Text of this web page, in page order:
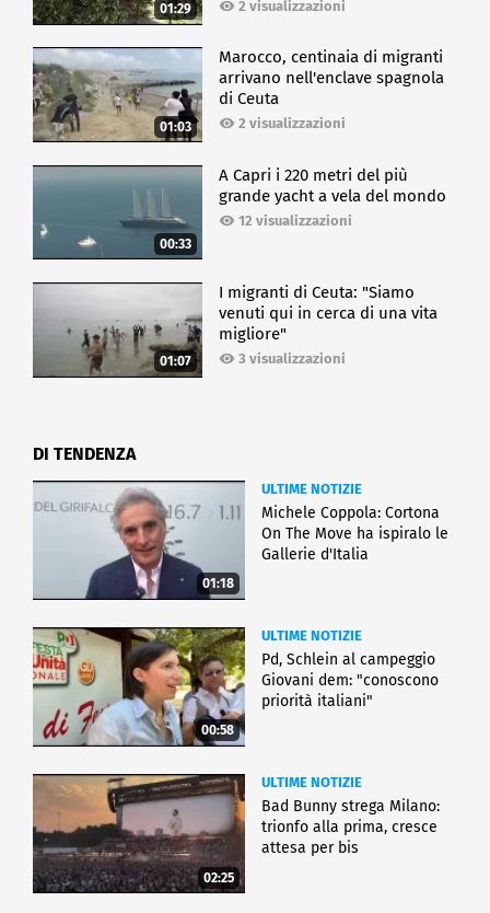
01:29 2 visualizzazioni
01:03
Marocco, centinaia di migranti
arrivano nell'enclave spagnola
di Ceuta
2 visualizzazioni
00:33
A Capri i 220 metri del più
grande yacht a vela del mondo
12 visualizzazioni
01:07
I migranti di Ceuta: "Siamo
venuti qui in cerca di una vita
migliore"
3 visualizzazioni
DI TENDENZA
01:18
ULTIME NOTIZIE
Michele Coppola: Cortona
On The Move ha ispiralo le
Gallerie d'Italia
00:58
ULTIME NOTIZIE
Pd, Schlein al campeggio
Giovani dem: "conoscono
priorità italiani"
02:25
ULTIME NOTIZIE
Bad Bunny strega Milano:
trionfo alla prima, cresce
attesa per bis